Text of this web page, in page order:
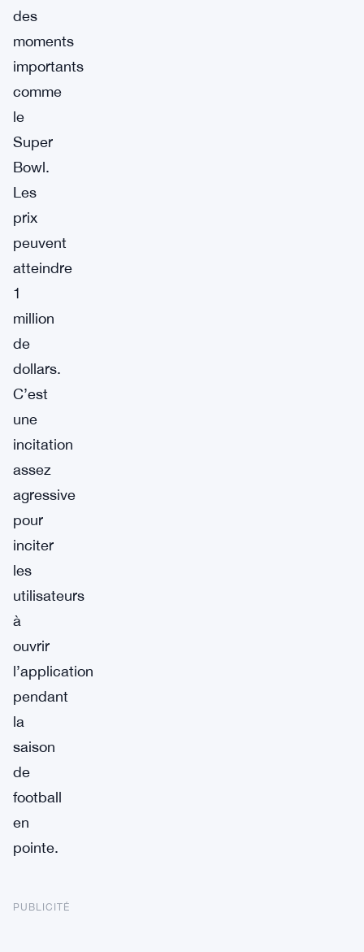
des
moments
importants
comme
le
Super
Bowl.
Les
prix
peuvent
atteindre
1
million
de
dollars.
C’est
une
incitation
assez
agressive
pour
inciter
les
utilisateurs
à
ouvrir
l’application
pendant
la
saison
de
football
en
pointe.
PUBLICITÉ